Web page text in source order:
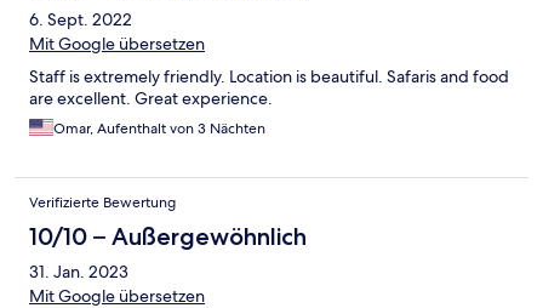
6. Sept. 2022
Mit Google übersetzen
Staff is extremely friendly. Location is beautiful. Safaris and food
are excellent. Great experience.
Omar, Aufenthalt von 3 Nächten
Verifizierte Bewertung
10/10 – Außergewöhnlich
31. Jan. 2023
Mit Google übersetzen